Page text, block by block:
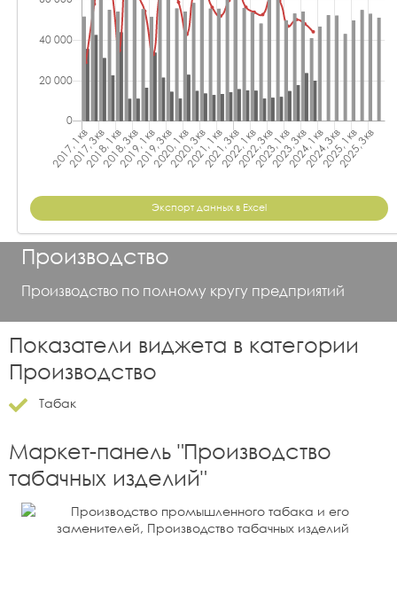
Экспорт данных в Excel
Производство
Производство по полному кругу предприятий
Показатели виджета в категории
Производство
Табак
Маркет-панель "Производство
табачных изделий"